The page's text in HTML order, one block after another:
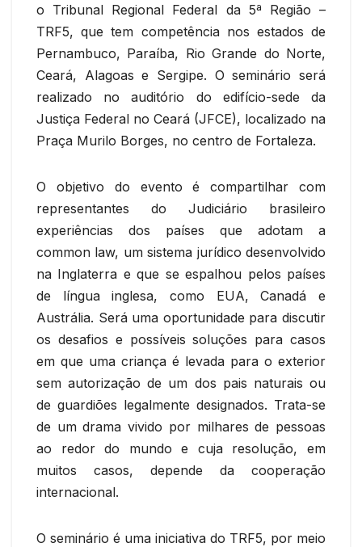
o Tribunal Regional Federal da 5ª Região –
TRF5, que tem competência nos estados de
Pernambuco, Paraíba, Rio Grande do Norte,
Ceará, Alagoas e Sergipe. O seminário será
realizado no auditório do edifício-sede da
Justiça Federal no Ceará (JFCE), localizado na
Praça Murilo Borges, no centro de Fortaleza.
O objetivo do evento é compartilhar com
representantes do Judiciário brasileiro
experiências dos países que adotam a
common law, um sistema jurídico desenvolvido
na Inglaterra e que se espalhou pelos países
de língua inglesa, como EUA, Canadá e
Austrália. Será uma oportunidade para discutir
os desafios e possíveis soluções para casos
em que uma criança é levada para o exterior
sem autorização de um dos pais naturais ou
de guardiões legalmente designados. Trata-se
de um drama vivido por milhares de pessoas
ao redor do mundo e cuja resolução, em
muitos casos, depende da cooperação
internacional.
O seminário é uma iniciativa do TRF5, por meio